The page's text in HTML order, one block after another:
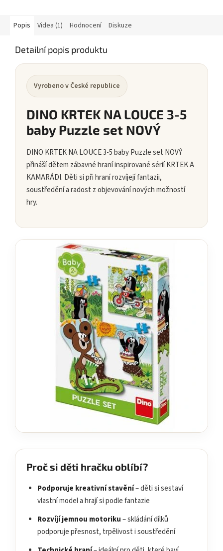
Popis Videa (1) Hodnocení Diskuze
Detailní popis produktu
Vyrobeno v České republice
DINO KRTEK NA LOUCE 3-5
baby Puzzle set NOVÝ
DINO KRTEK NA LOUCE 3-5 baby Puzzle set NOVÝ
přináší dětem zábavné hraní inspirované sérií KRTEK A
KAMARÁDI. Děti si při hraní rozvíjejí fantazii,
soustředění a radost z objevování nových možností
hry.
Proč si děti hračku oblíbí?
Podporuje kreativní stavění– děti si sestaví
vlastní model a hrají si podle fantazie
Rozvíjí jemnou motoriku– skládání dílků
podporuje přesnost, trpělivost i soustředění